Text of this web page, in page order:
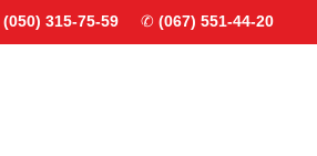
(050) 315-75-59 ✆ (067) 551-44-20